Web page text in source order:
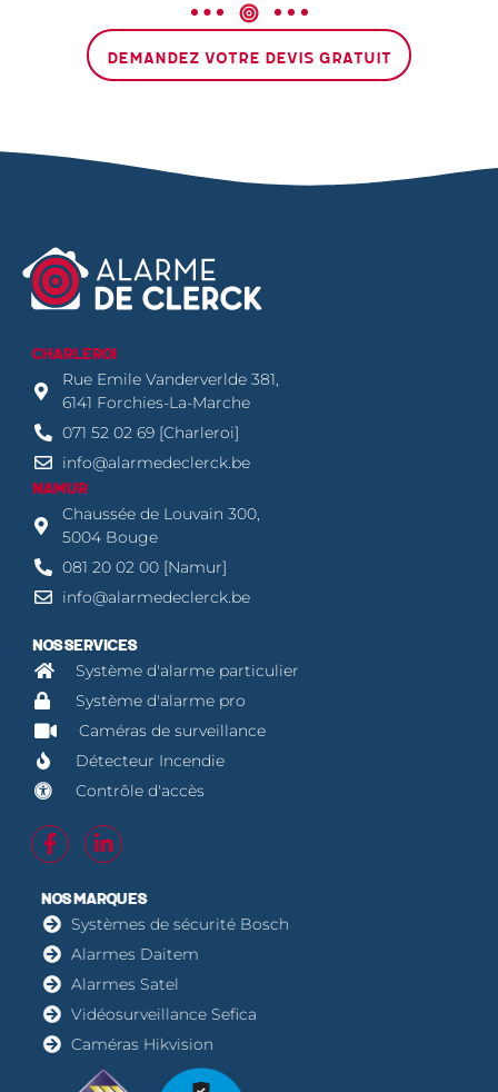
Demandez votre devis gratuit
CHARLEROI
Rue Emile Vanderverlde 381,
6141 Forchies-La-Marche
071 52 02 69 [Charleroi]
info@alarmedeclerck.be
NAMUR
Chaussée de Louvain 300,
5004 Bouge
081 20 02 00 [Namur]
info@alarmedeclerck.be
NOS SERVICES
Système d'alarme particulier
Système d'alarme pro
Caméras de surveillance
Détecteur Incendie
Contrôle d'accès
NOS MARQUES
Systèmes de sécurité Bosch
Alarmes Daitem
Alarmes Satel
Vidéosurveillance Sefica
Caméras Hikvision